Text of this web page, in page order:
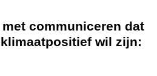
communiceren dat
wil zijn: